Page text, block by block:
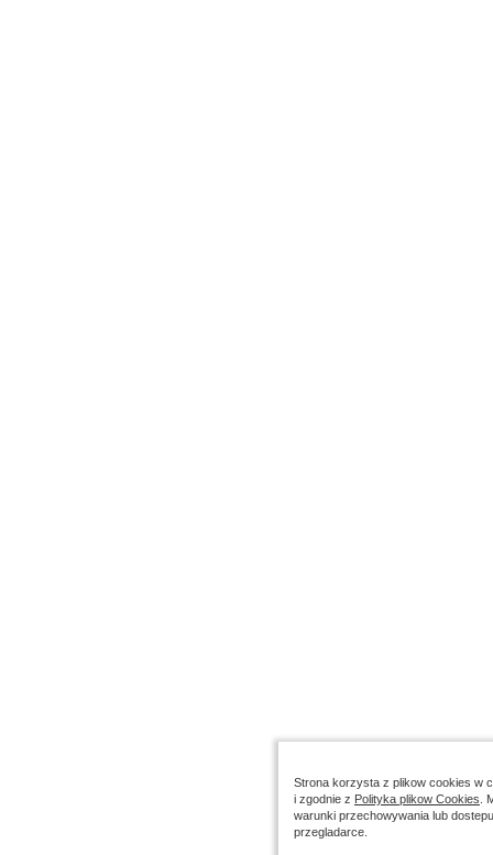
Strona korzysta z plikow cookies w
i zgodnie z Polityka plikow Cookies .
warunki przechowywania lub
przegladarce.